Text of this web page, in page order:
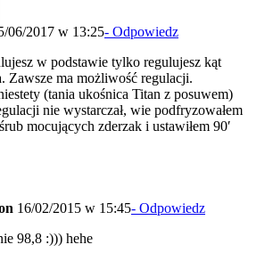
06/2017 w 13:25- Odpowiedz
w podstawie tylko regulujesz kąt
Zawsze ma możliwość regulacji.
(tania ukośnica Titan z posuwem)
nie wystarczał, wie podfryzowałem
mocujących zderzak i ustawiłem 90′
16/02/2015 w 15:45- Odpowiedz
98,8 :))) hehe